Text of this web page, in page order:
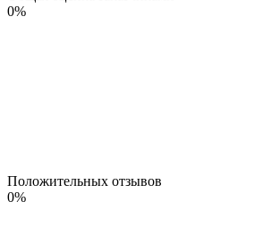
0%
Положительных отзывов
0%